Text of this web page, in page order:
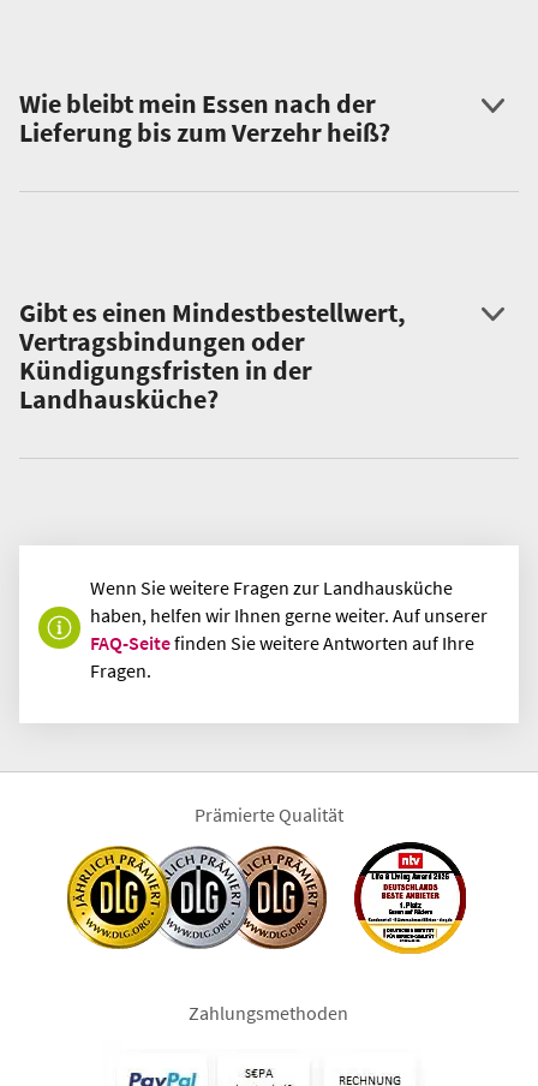
Wie bleibt mein Essen nach der
Lieferung bis zum Verzehr heiß?
Gibt es einen Mindestbestellwert,
Vertragsbindungen oder
Kündigungsfristen in der
Landhausküche?
Wenn Sie weitere Fragen zur Landhausküche
haben, helfen wir Ihnen gerne weiter. Auf unserer
FAQ-Seitefinden Sie weitere Antworten auf Ihre
Fragen.
Prämierte Qualität
Zahlungsmethoden